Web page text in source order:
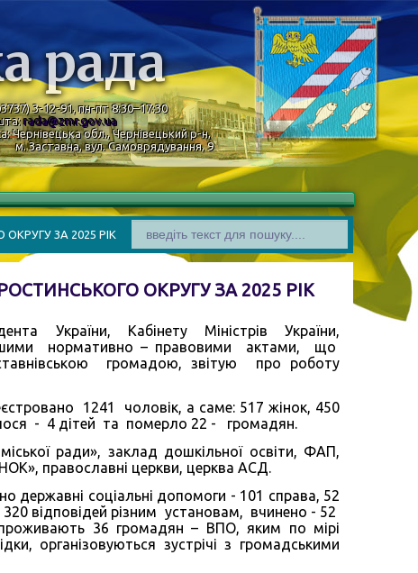
рада
3-12-91, пн-пт 8:30–17:30
rada@zmr.gov.ua
Чернівецька обл., Чернівецький р-н,
м. Заставна, вул. Самоврядування, 9
ЗА 2025 РІК
ОКРУГУ ЗА 2025 РІК
України, Кабінету Міністрів України,
нормативно – правовими актами, що
громадою, звітую про роботу
1241 чоловік, а саме: 517 жінок, 450
- 4 дітей та померло 22 - громадян.
ради», заклад дошкільної освіти, ФАП,
православні церкви, церква АСД.
соціальні допомоги - 101 справа, 52
відповідей різним установам, вчинено - 52
проживають 36 громадян – ВПО, яким по мірі
організовуються зустрічі з громадськими